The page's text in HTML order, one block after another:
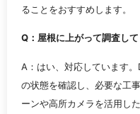
ることをおすすめします。
Q：屋根に上がって調査し
A：はい、対応しています
の状態を確認し、必要な工
ーンや高所カメラを活用し